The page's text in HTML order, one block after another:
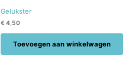
Gelukster
€ 4,50
Toevoegen aan winkelwagen